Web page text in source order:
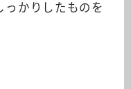
っかりしたものを